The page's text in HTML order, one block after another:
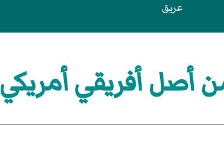
عريق
أصل أفريقي أمريكي